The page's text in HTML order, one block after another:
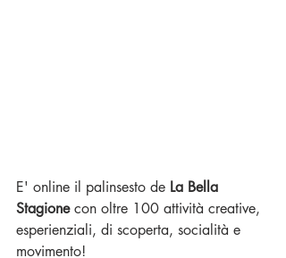
E' online il palinsesto de La Bella
Stagione con oltre 100 attività creative,
esperienziali, di scoperta, socialità e
movimento!